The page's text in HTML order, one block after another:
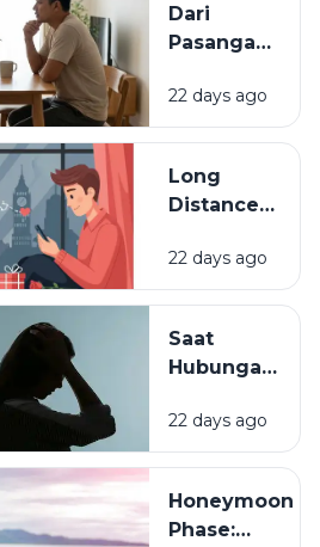
Dari
Pasangan
Seumur
Hidup:
Hubungan
Disebut
22 days ago
Long
Distance
(LDR):
Tantangan
Menjaganya
22 days ago
Saat
Hubungan
Konflik,
Kompromi,
Komunikasi
22 days ago
Honeymoon
Phase: